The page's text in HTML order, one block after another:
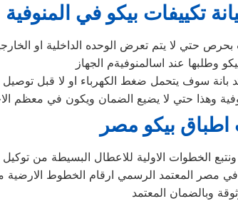
تكييفات بيكو في المنوفية
حتي لا يتم تعرض الوحده الداخلية او
وطلبها عند اسالمنوفيةم الجهاز
بانة سوف يتحمل ضغط الكهرباء او لا قبل توصيل
الضمان ويكون في معظم الاجهزة 5 سنوات كاملة علي جميع
بيكو مصر
الخطوات الاولية للاعطال البسيطة من
في مصر المعتمد الرسمي ارقام الخطوط